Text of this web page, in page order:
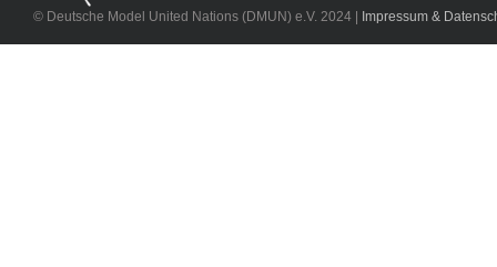
© Deutsche Model United Nations (DMUN) e.V. 2024 | Impressum &